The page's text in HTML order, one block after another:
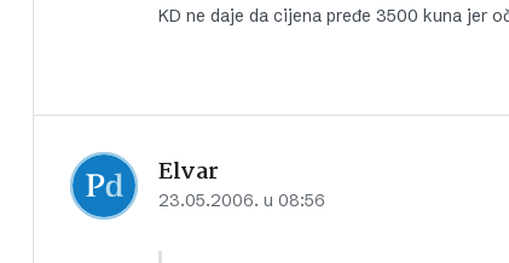
KD ne daje da cijena pređe 3500 kuna jer
Elvar
23.05.2006. u 08:56